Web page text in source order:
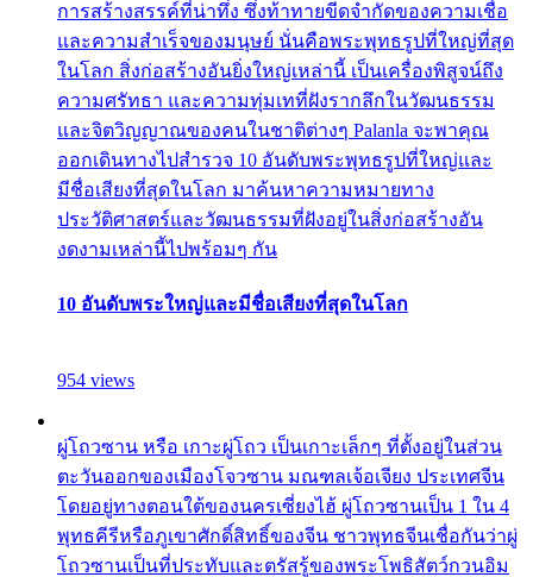
การสร้างสรรค์ที่น่าทึ่ง ซึ่งท้าทายขีดจำกัดของความเชื่อ
และความสำเร็จของมนุษย์ นั่นคือพระพุทธรูปที่ใหญ่ที่สุด
ในโลก สิ่งก่อสร้างอันยิ่งใหญ่เหล่านี้ เป็นเครื่องพิสูจน์ถึง
ความศรัทธา และความทุ่มเทที่ฝังรากลึกในวัฒนธรรม
และจิตวิญญาณของคนในชาติต่างๆ Palanla จะพาคุณ
ออกเดินทางไปสำรวจ 10 อันดับพระพุทธรูปที่ใหญ่และ
มีชื่อเสียงที่สุดในโลก มาค้นหาความหมายทาง
ประวัติศาสตร์และวัฒนธรรมที่ฝังอยู่ในสิ่งก่อสร้างอัน
งดงามเหล่านี้ไปพร้อมๆ กัน
10 อันดับพระใหญ่และมีชื่อเสียงที่สุดในโลก
954 views
ผู่โถวซาน หรือ เกาะผู่โถว เป็นเกาะเล็กๆ ที่ตั้งอยู่ในส่วน
ตะวันออกของเมืองโจวซาน มณฑลเจ้อเจียง ประเทศจีน
โดยอยู่ทางตอนใต้ของนครเซี่ยงไฮ้ ผู่โถวซานเป็น 1 ใน 4
พุทธคีรีหรือภูเขาศักดิ์สิทธิ์ของจีน ชาวพุทธจีนเชื่อกันว่าผู่
โถวซานเป็นที่ประทับและตรัสรู้ของพระโพธิสัตว์กวนอิม